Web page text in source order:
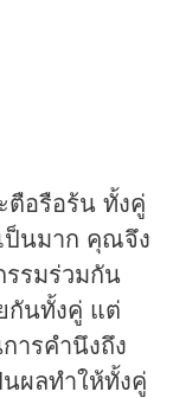
อรือร้น ทั้งคู่
ป็นมาก คุณจึง
รรมร่วมกัน
กันทั้งคู่ แต่
ารคำนึงถึง
ผลทำให้ทั้งคู่